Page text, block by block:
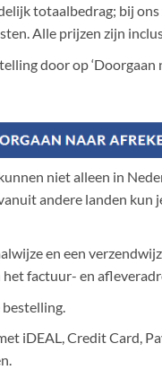
totaalbedrag; bij ons
Alle prijzen zijn
door op ‘Doorgaan
niet alleen in
andere landen kun
en een
het factuur- en
iDEAL, Credit Card,